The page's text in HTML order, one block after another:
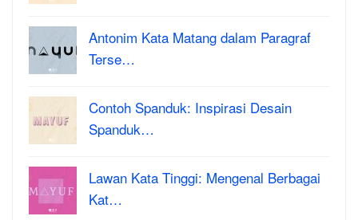
Antonim Kata Matang dalam Paragraf
Terse…
Contoh Spanduk: Inspirasi Desain
Spanduk…
Lawan Kata Tinggi: Mengenal Berbagai
Kat…